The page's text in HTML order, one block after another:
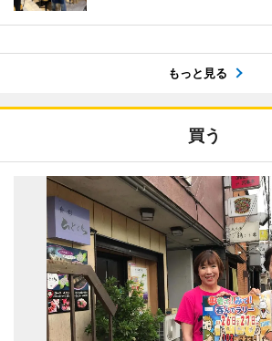
もっと見る
買う